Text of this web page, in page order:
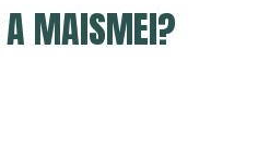
A MAISMEI?